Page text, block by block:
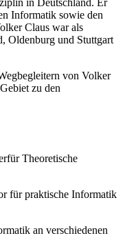
Informatik sowie den
Claus war als
Oldenburg und Stuttgart
von Volker
zu den
Theoretische
für praktische Informatik
an verschiedenen